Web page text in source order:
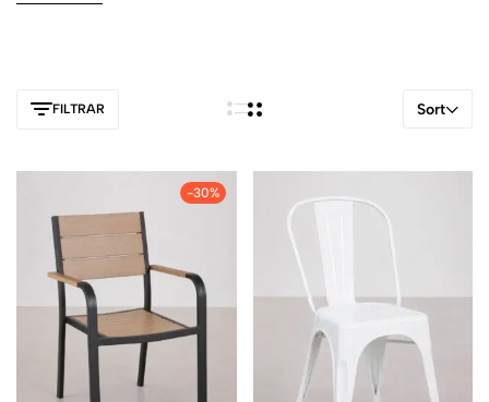
FILTRAR Sort
-30%